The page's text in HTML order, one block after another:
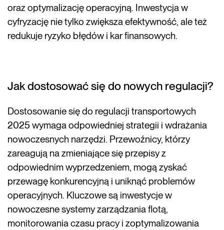
oraz optymalizację operacyjną. Inwestycja w
cyfryzację nie tylko zwiększa efektywność, ale też
redukuje ryzyko błędów i kar finansowych.
Jak dostosować się do nowych regulacji?
Dostosowanie się do regulacji transportowych
2025 wymaga odpowiedniej strategii i wdrażania
nowoczesnych narzędzi. Przewoźnicy, którzy
zareagują na zmieniające się przepisy z
odpowiednim wyprzedzeniem, mogą zyskać
przewagę konkurencyjną i uniknąć problemów
operacyjnych. Kluczowe są inwestycje w
nowoczesne systemy zarządzania flotą,
monitorowania czasu pracy i zoptymalizowania